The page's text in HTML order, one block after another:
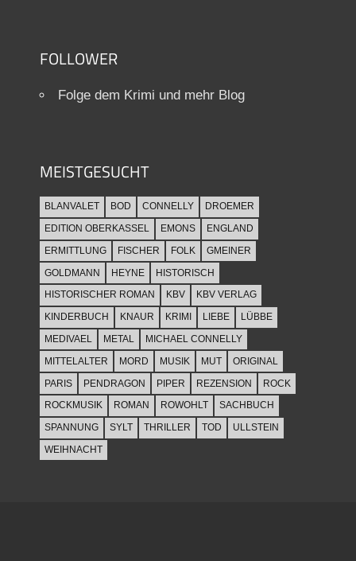
FOLLOWER
Folge dem Krimi und mehr Blog
MEISTGESUCHT
BLANVALET BOD CONNELLY
DROEMER
EDITION OBERKASSEL
EMONS
ENGLAND
ERMITTLUNG
FISCHER FOLK
GMEINER
GOLDMANN
HEYNE
HISTORISCH
HISTORISCHER ROMAN
KBV
KBV VERLAG
KINDERBUCH
KNAUR KRIMI LIEBE
LÜBBE
MEDIVAEL
METAL
MICHAEL CONNELLY
MITTELALTER
MORD MUSIK MUT
ORIGINAL
PARIS
PENDRAGON PIPER REZENSION
ROCK
ROCKMUSIK
ROMAN ROWOHLT
SACHBUCH
SPANNUNG
SYLT THRILLER TOD
ULLSTEIN
WEIHNACHT